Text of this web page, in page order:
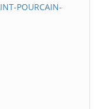
POURCAIN-